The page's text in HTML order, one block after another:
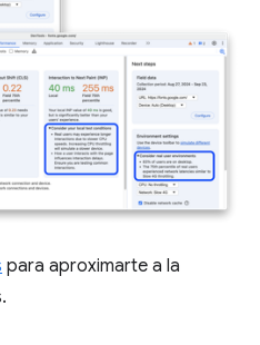
para aproximarte a la